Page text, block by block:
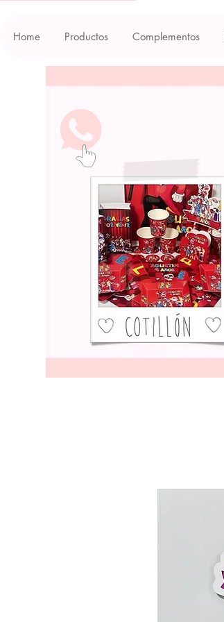
Home Productos Complementos